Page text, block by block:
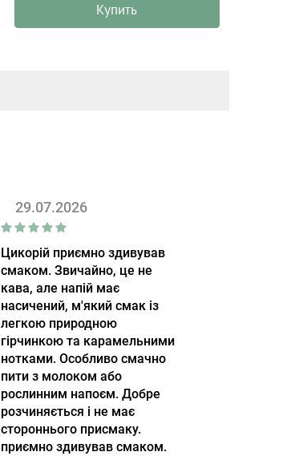
Купить
29.07.2026
Цикорій приємно здивував
смаком. Звичайно, це не
кава, але напій має
насичений, м'який смак із
легкою природною
гірчинкою та карамельними
нотками. Особливо смачно
пити з молоком або
рослинним напоєм. Добре
розчиняється і не має
стороннього присмаку.
приємно здивував смаком.